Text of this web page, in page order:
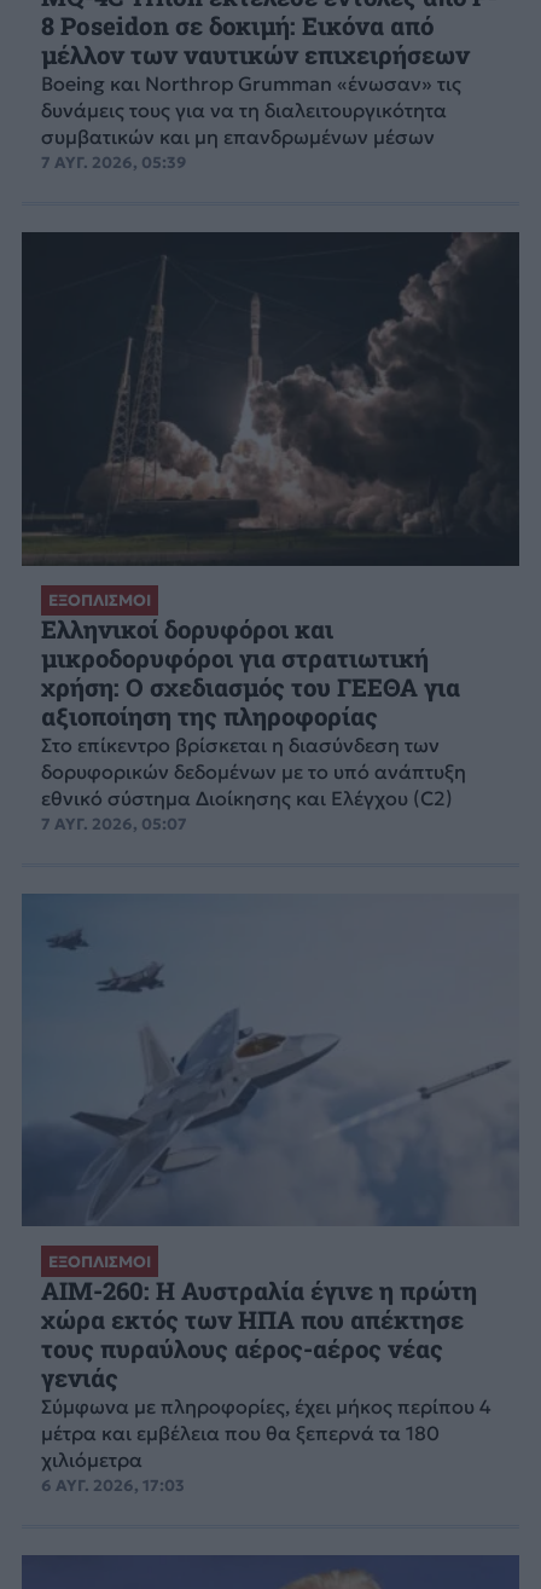
8 Poseidon σε δοκιμή: Εικόνα από
μέλλον των ναυτικών επιχειρήσεων
Boeing και Northrop Grumman «ένωσαν» τις
δυνάμεις τους για να τη διαλειτουργικότητα
συμβατικών και μη επανδρωμένων μέσων
7 ΑΥΓ. 2026, 05:39
ΕΞΟΠΛΙΣΜΟΙ
Ελληνικοί δορυφόροι και
μικροδορυφόροι για στρατιωτική
χρήση: Ο σχεδιασμός του ΓΕΕΘΑ για
αξιοποίηση της πληροφορίας
Στο επίκεντρο βρίσκεται η διασύνδεση των
δορυφορικών δεδομένων με το υπό ανάπτυξη
εθνικό σύστημα Διοίκησης και Ελέγχου (C2)
7 ΑΥΓ. 2026, 05:07
ΕΞΟΠΛΙΣΜΟΙ
AIM-260: Η Αυστραλία έγινε η πρώτη
χώρα εκτός των ΗΠΑ που απέκτησε
τους πυραύλους αέρος-αέρος νέας
γενιάς
Σύμφωνα με πληροφορίες, έχει μήκος περίπου 4
μέτρα και εμβέλεια που θα ξεπερνά τα 180
χιλιόμετρα
6 ΑΥΓ. 2026, 17:03